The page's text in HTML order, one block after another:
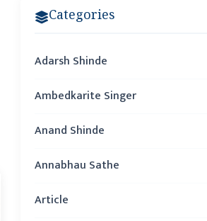
Categories
Adarsh Shinde
Ambedkarite Singer
Anand Shinde
Annabhau Sathe
Article